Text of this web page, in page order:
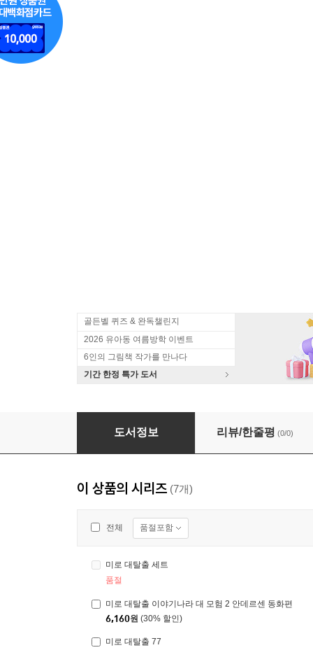
골든벨 퀴즈 & 완독챌린지
2026 유아동 여름방학 이벤트
6인의 그림책 작가를 만나다
기간 한정 특가 도서
미로 대탈출 세트
도서정보 리뷰/한줄평 (0/0)
이 상품의 시리즈 (7개)
전체 품절포함
미로 대탈출 세트
품절
미로 대탈출 이야기나라 대 모험 2 안데르센 동화편
6,160원 (30% 할인)
미로 대탈출 77